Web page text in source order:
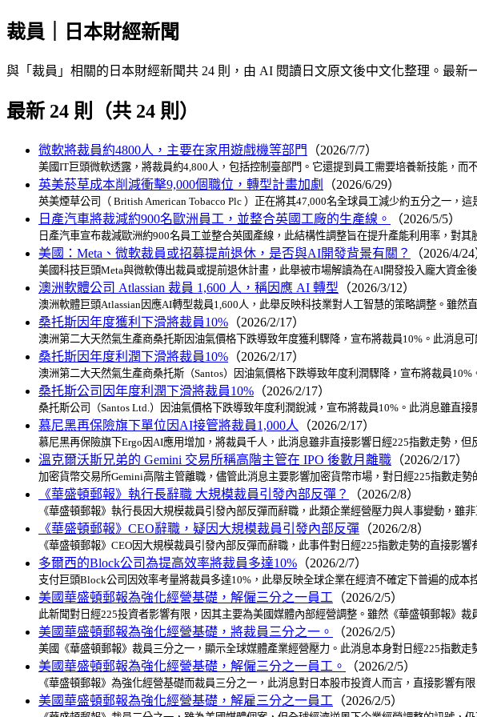
裁員｜日本財經新聞
與「裁員」相關的日本財經新聞共 24 則，由 AI 閱讀日文原文後中文化整理。最新
最新 24 則（共 24 則）
微軟將裁員約4800人，主要在家用遊戲機等部門 （2026/7/7）
美國IT巨頭微軟透露，將裁員約4,800人，包括控制臺部門。它還提到員工需要培養新技能，而
英美菸草成本削減衝擊9,000個職位，轉型計畫加劇 （2026/6/29）
英美煙草公司（ British American Tobacco Plc ）正在將其47,000名全球員工減少約五分之一，
日產汽車將裁減約900名歐洲員工，並整合英國工廠的生產線。 （2026/5/5）
日產汽車宣布裁減歐洲約900名員工並整合英國產線，此結構性調整旨在提升產能利用率，對
美國：Meta、微軟裁員或招募提前退休，是否與AI開發背景有關？ （2026/4/24
美國科技巨頭Meta與微軟傳出裁員或提前退休計畫，此舉被市場解讀為在AI開發投入龐大資金
澳洲軟體公司 Atlassian 裁員 1,600 人，稱因應 AI 轉型 （2026/3/12）
澳洲軟體巨頭Atlassian因應AI轉型裁員1,600人，此舉反映科技業對人工智慧的策略調整。雖
桑托斯因年度獲利下滑將裁員10% （2026/2/17）
澳洲第二大天然氣生產商桑托斯因油氣價格下跌導致年度獲利驟降，宣布將裁員10%。此消息
桑托斯因年度利潤下滑將裁員10% （2026/2/17）
澳洲第二大天然氣生產商桑托斯（Santos）因油氣價格下跌導致年度利潤驟降，宣布將裁員
桑托斯公司因年度利潤下滑將裁員10% （2026/2/17）
桑托斯公司（Santos Ltd.）因油氣價格下跌導致年度利潤銳減，宣布將裁員10%。此消息雖直
慕尼黑再保險旗下單位因AI接管將裁員1,000人 （2026/2/17）
慕尼黑再保險旗下Ergo因AI應用增加，將裁員千人，此消息雖非直接影響日經225指數走勢，
溫克爾沃斯兄弟的 Gemini 交易所稱高階主管在 IPO 後數月離職 （2026/2/17）
加密貨幣交易所Gemini高階主管離職，儘管此消息主要影響加密貨幣市場，對日經225指數走
《華盛頓郵報》執行長辭職 大規模裁員引發內部反彈？ （2026/2/8）
《華盛頓郵報》執行長因大規模裁員引發內部反彈而辭職，此類企業經營壓力與人事變動，
《華盛頓郵報》CEO辭職，疑因大規模裁員引發內部反彈 （2026/2/8）
《華盛頓郵報》CEO因大規模裁員引發內部反彈而辭職，此事件對日經225指數走勢的直接
多爾西的Block公司為提高效率將裁員多達10% （2026/2/7）
支付巨頭Block公司因效率考量將裁員多達10%，此舉反映全球企業在經濟不確定下普遍的成
美國華盛頓郵報為強化經營基礎，解僱三分之一員工 （2026/2/5）
此新聞對日經225投資者影響有限，因其主要為美國媒體內部經營調整。雖然《華盛頓郵報》
美國華盛頓郵報為強化經營基礎，將裁員三分之一。 （2026/2/5）
美國《華盛頓郵報》裁員三分之一，顯示全球媒體產業經營壓力。此消息本身對日經225指數
美國華盛頓郵報為強化經營基礎，解僱三分之一員工。 （2026/2/5）
《華盛頓郵報》為強化經營基礎而裁員三分之一，此消息對日本股市投資人而言，直接影響
美國華盛頓郵報為強化經營基礎，解雇三分之一員工 （2026/2/5）